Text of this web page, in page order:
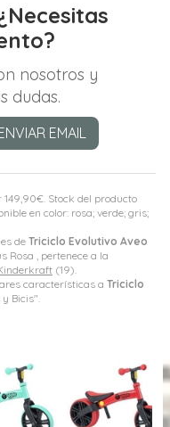
149,90€ . Stock del producto
en color: rosa; verde; gris;
deTriciclo Evolutivo Aveo
Rosa , pertenece a la
(19).
características a Triciclo
Bicis".
nosotros y
dudas.
EMAIL